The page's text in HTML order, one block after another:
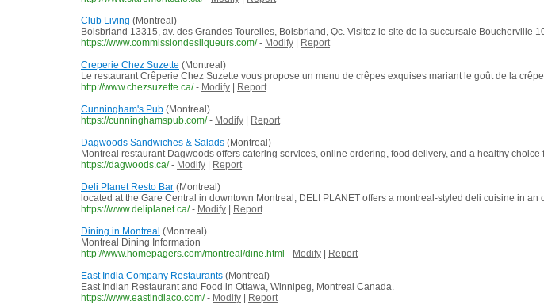
Club Living (Montreal)
Boisbriand 13315, av. des Grandes Tourelles, Boisbriand, Qc. Visitez le site de la succursale
https://www.commissiondesliqueurs.com/ - Modify
Report
Creperie Chez Suzette (Montreal)
Le restaurant Crêperie Chez Suzette vous propose un menu de crêpes exquises mariant le goût de la
http://www.chezsuzette.ca/ - Modify
Report
Cunningham's Pub (Montreal)
https://cunninghamspub.com/ - Modify
Report
Dagwoods Sandwiches & Salads (Montreal)
Montreal restaurant Dagwoods offers catering services, online ordering, food delivery, and a healthy choice
https://dagwoods.ca/ - Modify
Report
Deli Planet Resto Bar (Montreal)
located at the Gare Central in downtown Montreal, DELI PLANET offers a montreal-styled deli cuisine in
https://www.deliplanet.ca/ - Modify
Report
Dining in Montreal (Montreal)
Montreal Dining Information
http://www.homepagers.com/montreal/dine.html - Modify
Report
East India Company Restaurants (Montreal)
East Indian Restaurant and Food in Ottawa, Winnipeg, Montreal Canada.
https://www.eastindiaco.com/ - Modify
Report